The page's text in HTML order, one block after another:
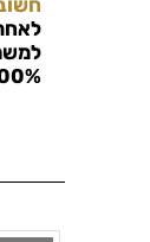
100% מקוריים 100% חדשים